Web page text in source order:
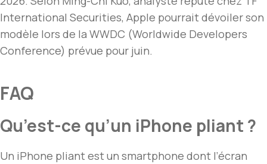
International Securities, Apple pourrait dévoiler son
modèle lors de la WWDC (Worldwide Developers
Conference) prévue pour juin.
FAQ
Qu’est-ce qu’un iPhone pliant ?
Un iPhone pliant est un smartphone dont l’écran